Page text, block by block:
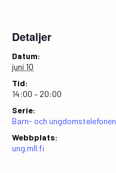
Detaljer
Datum:
juni 10
Tid:
14:00 – 20:00
Serie:
Barn- och ungdomstelefonen
Webbplats:
ung.mll.fi